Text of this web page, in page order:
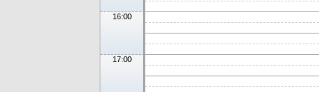
16:00
17:00